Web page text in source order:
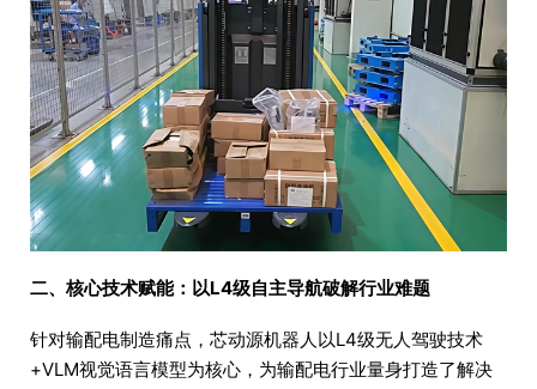
二、核心技术赋能：以L4级自主导航破解行业难题
针对输配电制造痛点，芯动源机器人以L4级无人驾驶技术
+VLM视觉语言模型为核心，为输配电行业量身打造了解决